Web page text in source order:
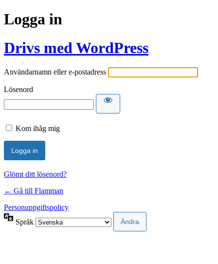
Logga in
Drivs med WordPress
Användarnamn eller e-postadress
Lösenord
Kom ihåg mig
Glömt ditt lösenord?
← Gå till Flamman
Personuppgiftspolicy
Språk